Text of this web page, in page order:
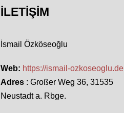
İLETIŞIM
İsmail Özköseoğlu
Web: https://ismail-ozkoseoglu.de
Adres : Großer Weg 36, 31535
Neustadt a. Rbge.